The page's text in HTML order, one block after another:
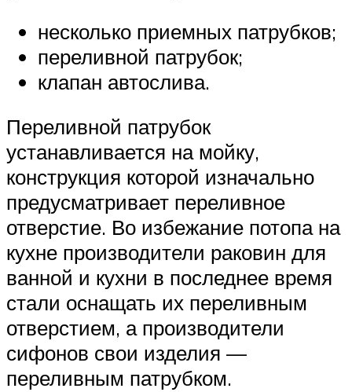
несколько приемных патрубков;
переливной патрубок;
клапан автослива.
Переливной патрубок
устанавливается на мойку,
конструкция которой изначально
предусматривает переливное
отверстие. Во избежание потопа на
кухне производители раковин для
ванной и кухни в последнее время
стали оснащать их переливным
отверстием, а производители
сифонов свои изделия —
переливным патрубком.